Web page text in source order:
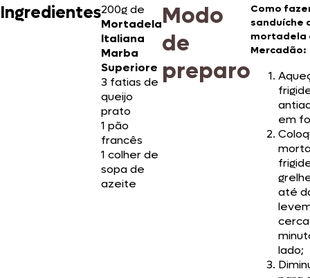
Ingredientes200g de
Mortadela
Italiana
Marba
Superiore
3 fatias de
queijo
prato
1 pão
francês
1 colher de
sopa de
azeite
Modo
de
preparo
Como
sanduíche
mortadela
Mercadão:
em
até
lado;